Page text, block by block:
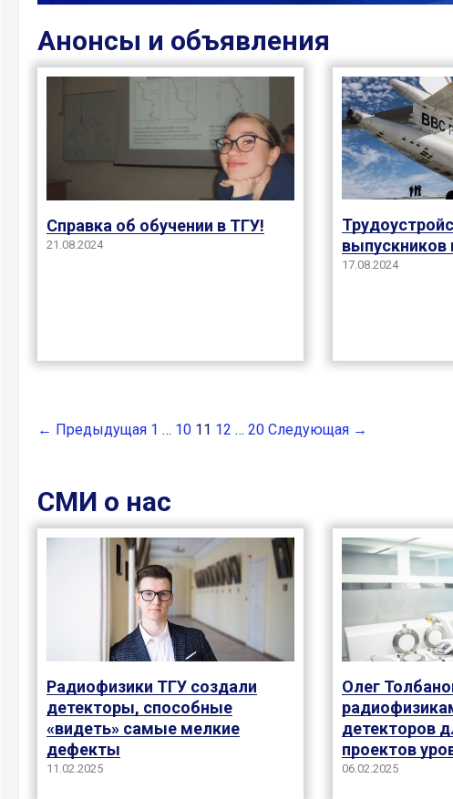
Анонсы и объявления
Справка об обучении в ТГУ!
21.08.2024
выпускников
17.08.2024
← Предыдущая 1 … 10 11 12 … 20 Следующая →
СМИ о нас
Радиофизики ТГУ создали
детекторы, способные
«видеть» самые мелкие
дефекты
11.02.2025
Олег
детекторов
проектов
06.02.2025